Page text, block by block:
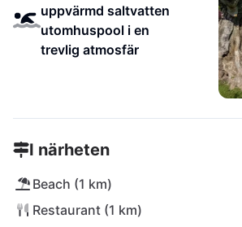
uppvärmd saltvatten
utomhuspool i en
trevlig atmosfär
I närheten
Beach (1 km)
Restaurant (1 km)